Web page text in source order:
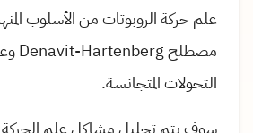
علم حركة الروبوتات من الأسلوب
مصطلحDenavit-Hartenberg
التحولات المتجانسة.